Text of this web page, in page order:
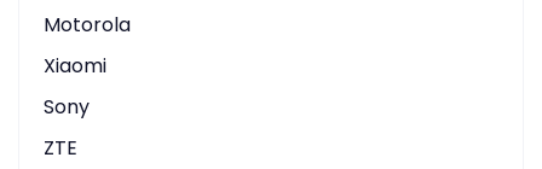
Motorola
Xiaomi
Sony
ZTE